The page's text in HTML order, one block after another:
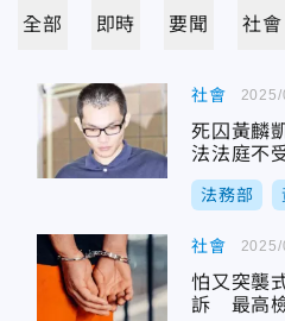
全部 即時 要聞 社會
社會
死囚黃麟
法法庭不
法務部
社會
怕又突襲
訴 最高